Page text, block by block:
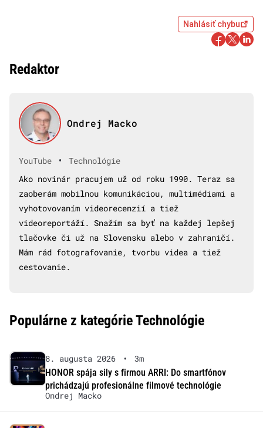
Nahlásiť chybu
Redaktor
Ondrej Macko
YouTube •
Technológie
Ako novinár pracujem už od roku 1990. Teraz sa
zaoberám mobilnou komunikáciou, multimédiami a
vyhotovovaním videorecenzií a tiež
videoreportáží. Snažím sa byť na každej lepšej
tlačovke či už na Slovensku alebo v zahraničí.
Mám rád fotografovanie, tvorbu videa a tiež
cestovanie.
Populárne z kategórie Technológie
8. augusta 2026 •
3m
HONOR spája sily s firmou ARRI: Do smartfónov
prichádzajú profesionálne filmové technológie
Ondrej Macko